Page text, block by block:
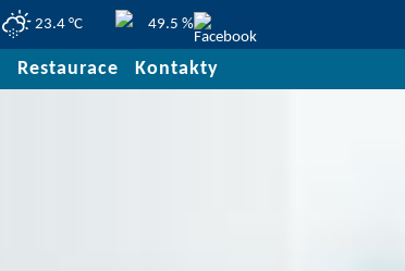
23.4 °C 49.5 %
Restaurace Kontakty